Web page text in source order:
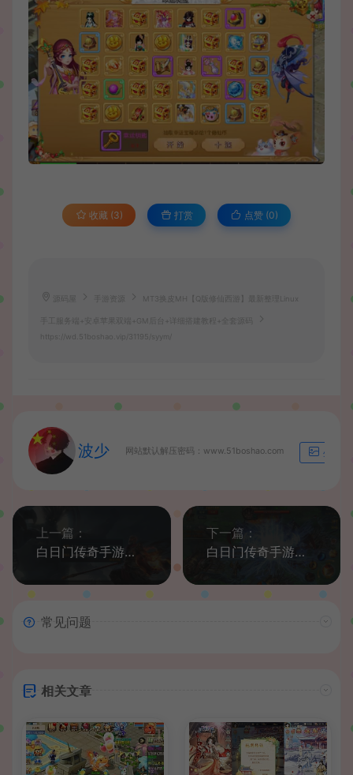
收藏 (3) 打赏 点赞 (0)
手游资源 MT3换皮MH【Q版修仙西游】最新整理Linux
手工服务端+安卓苹果双端+GM后台+详细搭建教程+全套源码
https://wd.51boshao.vip/31195/syym/
波少 网站默认解压密码：www.51boshao.com 生成海
上一篇：
白日门传奇手游【天域传奇三职业】最新整理Win系特色服务端+安卓苹果双端+GM后台+详细搭建教程
下一篇：
白日门传奇手游【天龙传奇三职业】最新整理Win系特色服务端+安卓+GM后台+详细搭建教程
常见问题
相关文章